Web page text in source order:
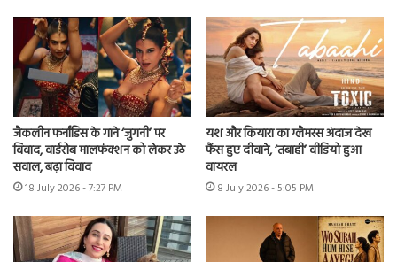
जैकलीन फर्नांडिस के गाने ‘जुगनी’ पर
विवाद, वार्डरोब मालफंक्शन को लेकर उठे
सवाल, बढ़ा विवाद
18 July 2026 - 7:27 PM
यश और कियारा का ग्लैमरस अंदाज देख
फैंस हुए दीवाने, ‘तबाही’ वीडियो हुआ
वायरल
8 July 2026 - 5:05 PM